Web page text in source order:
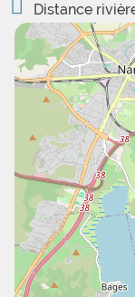
Distance